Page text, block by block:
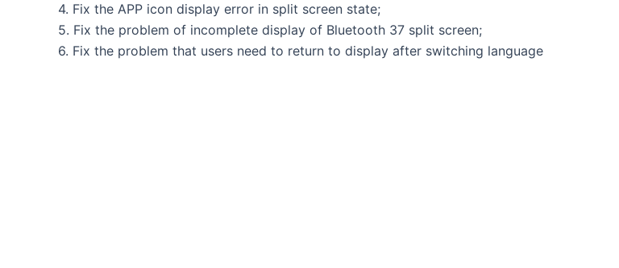
4. Fix the APP icon display error in split screen state;
5. Fix the problem of incomplete display of Bluetooth 37 split screen;
6. Fix the problem that users need to return to display after switching language